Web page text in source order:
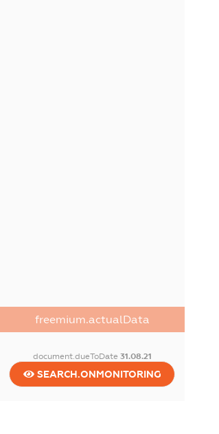
freemium.actualData
document.dueToDate 31.08.21
SEARCH.ONMONITORING